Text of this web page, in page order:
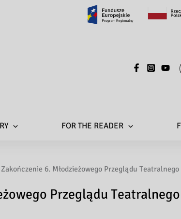
FOR THE READER
Zakończenie 6. Młodzieżowego Przeglądu Teatralnego
Przeglądu Teatralnego